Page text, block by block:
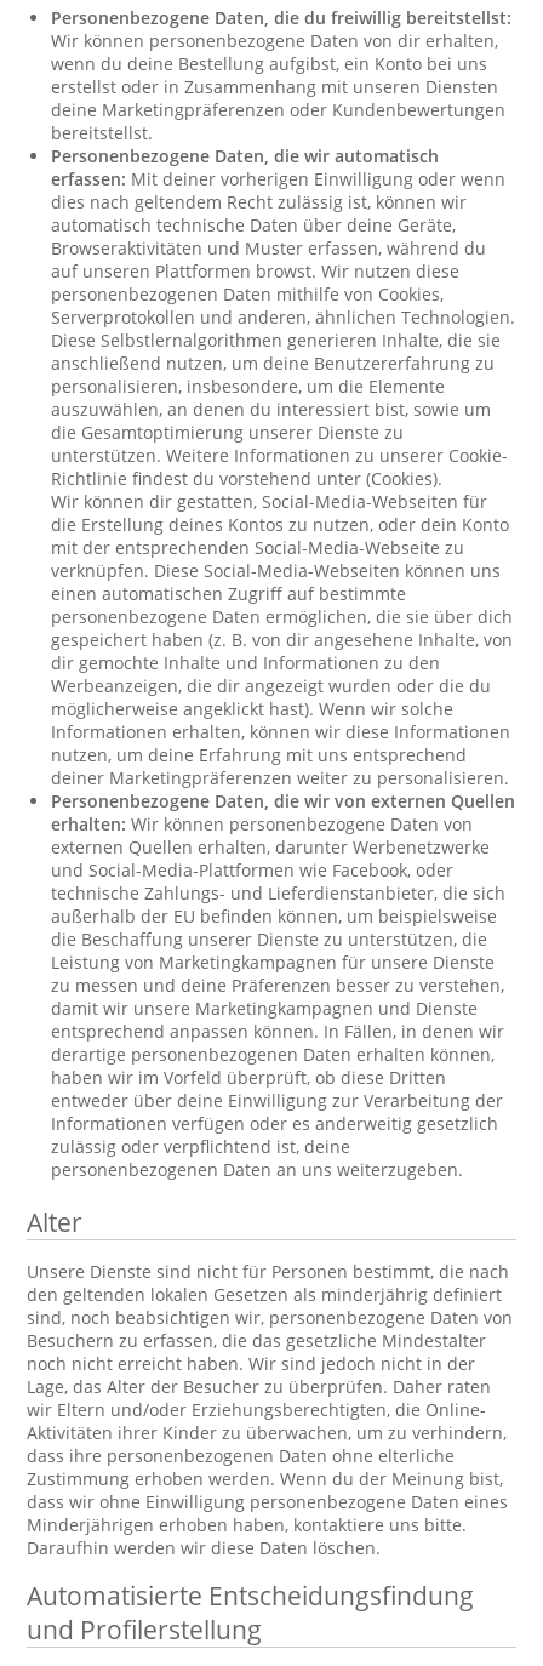
Personenbezogene Daten, die du freiwillig bereitstellst:
Wir können personenbezogene Daten von dir erhalten,
wenn du deine Bestellung aufgibst, ein Konto bei uns
erstellst oder in Zusammenhang mit unseren Diensten
deine Marketingpräferenzen oder Kundenbewertungen
bereitstellst.
Personenbezogene Daten, die wir automatisch
erfassen: Mit deiner vorherigen Einwilligung oder wenn
dies nach geltendem Recht zulässig ist, können wir
automatisch technische Daten über deine Geräte,
Browseraktivitäten und Muster erfassen, während du
auf unseren Plattformen browst. Wir nutzen diese
personenbezogenen Daten mithilfe von Cookies,
Serverprotokollen und anderen, ähnlichen Technologien.
Diese Selbstlernalgorithmen generieren Inhalte, die sie
anschließend nutzen, um deine Benutzererfahrung zu
personalisieren, insbesondere, um die Elemente
auszuwählen, an denen du interessiert bist, sowie um
die Gesamtoptimierung unserer Dienste zu
unterstützen. Weitere Informationen zu unserer Cookie-
Richtlinie findest du vorstehend unter (Cookies).
Wir können dir gestatten, Social-Media-Webseiten für
die Erstellung deines Kontos zu nutzen, oder dein Konto
mit der entsprechenden Social-Media-Webseite zu
verknüpfen. Diese Social-Media-Webseiten können uns
einen automatischen Zugriff auf bestimmte
personenbezogene Daten ermöglichen, die sie über dich
gespeichert haben (z. B. von dir angesehene Inhalte, von
dir gemochte Inhalte und Informationen zu den
Werbeanzeigen, die dir angezeigt wurden oder die du
möglicherweise angeklickt hast). Wenn wir solche
Informationen erhalten, können wir diese Informationen
nutzen, um deine Erfahrung mit uns entsprechend
deiner Marketingpräferenzen weiter zu personalisieren.
Personenbezogene Daten, die wir von externen Quellen
erhalten: Wir können personenbezogene Daten von
externen Quellen erhalten, darunter Werbenetzwerke
und Social-Media-Plattformen wie Facebook, oder
technische Zahlungs- und Lieferdienstanbieter, die sich
außerhalb der EU befinden können, um beispielsweise
die Beschaffung unserer Dienste zu unterstützen, die
Leistung von Marketingkampagnen für unsere Dienste
zu messen und deine Präferenzen besser zu verstehen,
damit wir unsere Marketingkampagnen und Dienste
entsprechend anpassen können. In Fällen, in denen wir
derartige personenbezogenen Daten erhalten können,
haben wir im Vorfeld überprüft, ob diese Dritten
entweder über deine Einwilligung zur Verarbeitung der
Informationen verfügen oder es anderweitig gesetzlich
zulässig oder verpflichtend ist, deine
personenbezogenen Daten an uns weiterzugeben.
Alter
Unsere Dienste sind nicht für Personen bestimmt, die nach
den geltenden lokalen Gesetzen als minderjährig definiert
sind, noch beabsichtigen wir, personenbezogene Daten von
Besuchern zu erfassen, die das gesetzliche Mindestalter
noch nicht erreicht haben. Wir sind jedoch nicht in der
Lage, das Alter der Besucher zu überprüfen. Daher raten
wir Eltern und/oder Erziehungsberechtigten, die Online-
Aktivitäten ihrer Kinder zu überwachen, um zu verhindern,
dass ihre personenbezogenen Daten ohne elterliche
Zustimmung erhoben werden. Wenn du der Meinung bist,
dass wir ohne Einwilligung personenbezogene Daten eines
Minderjährigen erhoben haben, kontaktiere uns bitte.
Daraufhin werden wir diese Daten löschen.
Automatisierte Entscheidungsfindung
und Profilerstellung